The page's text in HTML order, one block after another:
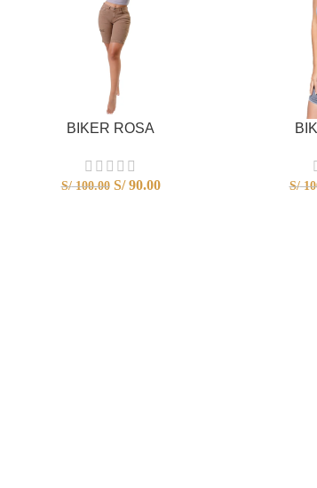
BIKER ROSA
S/100.00 S/90.00 S/